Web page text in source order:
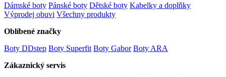
Dámské boty Pánské boty Dětské boty Kabelky a doplňky
Výprodej obuvi Všechny produkty
Oblíbené značky
Boty DDstep Boty Superfit Boty Gabor Boty ARA
Zákaznický servis